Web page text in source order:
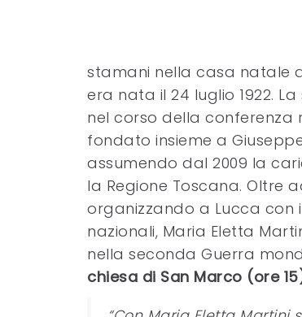
stamani nella casa natale
era nata il 24 luglio 1922.
nel corso della conferenza
fondato insieme a
assumendo dal 2009 la
la Regione Toscana. Oltre
organizzando a Lucca con
nazionali, Maria Eletta
nella seconda Guerra
chiesa di San Marco (ore